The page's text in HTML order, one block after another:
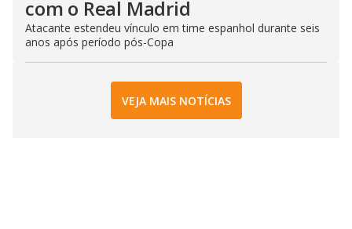
com o Real Madrid
Atacante estendeu vínculo em time espanhol durante seis
anos após período pós-Copa
VEJA MAIS NOTÍCIAS